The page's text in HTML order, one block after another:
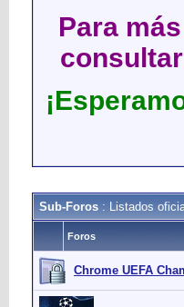
Para
Sub-Foros : Listados
Foros
Chrome UEFA